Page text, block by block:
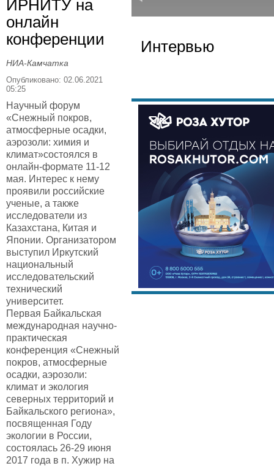
ИРНИТУ на
онлайн
конференции
НИА-Камчатка
Опубликовано: 02.06.2021
05:25
Научный форум
«Снежный покров,
атмосферные осадки,
аэрозоли: химия и
климат»состоялся в
онлайн-формате 11-12
мая. Интерес к нему
проявили российские
ученые, а также
исследователи из
Казахстана, Китая и
Японии. Организатором
выступил Иркутский
национальный
исследовательский
технический
университет.
Первая Байкальская
международная научно-
практическая
конференция «Снежный
покров, атмосферные
осадки, аэрозоли:
климат и экология
северных территорий и
Байкальского региона»,
посвященная Году
экологии в России,
состоялась 26-29 июня
2017 года в п. Хужир на
Интервью